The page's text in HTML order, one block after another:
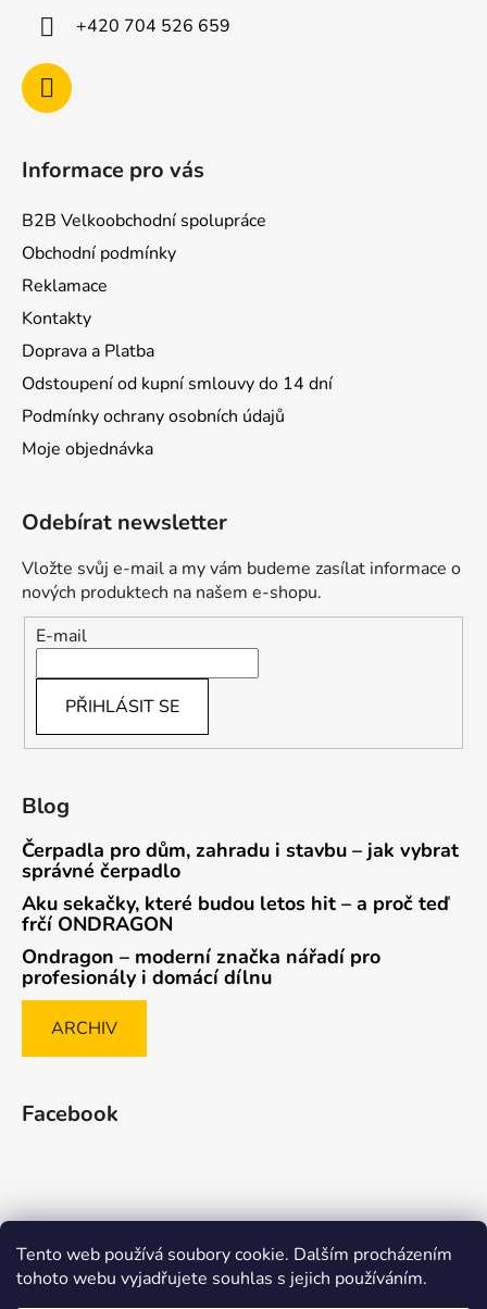
Tento web používá soubory cookie. Dalším procházením
tohoto webu vyjadřujete souhlas s jejich používáním.
+420 704 526 659
Informace pro vás
B2B Velkoobchodní spolupráce
Obchodní podmínky
Reklamace
Kontakty
Doprava a Platba
Odstoupení od kupní smlouvy do 14 dní
Podmínky ochrany osobních údajů
Moje objednávka
Odebírat newsletter
Vložte svůj e-mail a my vám budeme zasílat informace o
nových produktech na našem e-shopu.
E-mail
PŘIHLÁSIT SE
Blog
Čerpadla pro dům, zahradu i stavbu – jak vybrat
správné čerpadlo
Aku sekačky, které budou letos hit – a proč teď
frčí ONDRAGON
Ondragon – moderní značka nářadí pro
profesionály i domácí dílnu
ARCHIV
Facebook
Způsob ověřování recenzí